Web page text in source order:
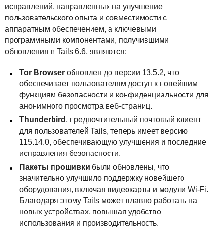
исправлений, направленных на улучшение
пользовательского опыта и совместимости с
аппаратным обеспечением, а ключевыми
программными компонентами, получившими
обновления в Tails 6.6, являются:
Tor Browser обновлен до версии 13.5.2, что
обеспечивает пользователям доступ к новейшим
функциям безопасности и конфиденциальности для
анонимного просмотра веб-страниц.
Thunderbird , предпочтительный почтовый клиент
для пользователей Tails, теперь имеет версию
115.14.0, обеспечивающую улучшения и последние
исправления безопасности.
Пакеты прошивки были обновлены, что
значительно улучшило поддержку новейшего
оборудования, включая видеокарты и модули Wi-Fi.
Благодаря этому Tails может плавно работать на
новых устройствах, повышая удобство
использования и производительность.